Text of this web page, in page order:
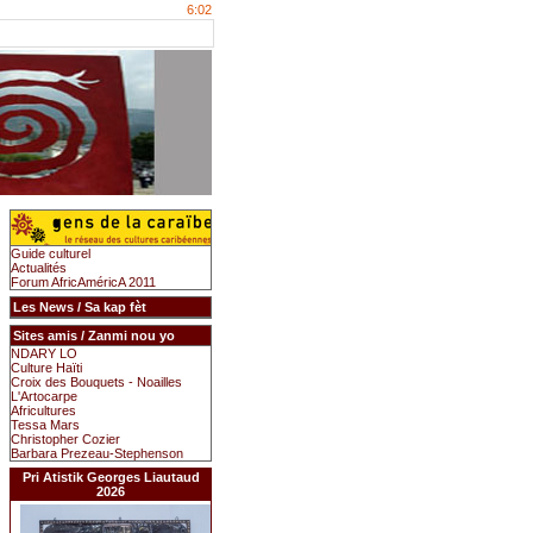
6:02
Guide culturel
Actualités
Forum AfricAméricA 2011
Les News / Sa kap fèt
Sites amis / Zanmi nou yo
NDARY LO
Culture Haïti
Croix des Bouquets - Noailles
L'Artocarpe
Africultures
Tessa Mars
Christopher Cozier
Barbara Prezeau-Stephenson
Pri Atistik Georges Liautaud
2026